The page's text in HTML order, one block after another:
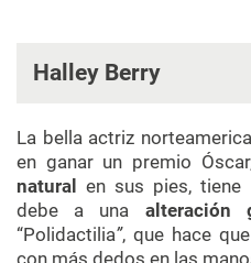
Halley Berry
La bella actriz
en ganar un premio
natural
en sus pies,
debe a una alteración
“Polidactilia”, que hace